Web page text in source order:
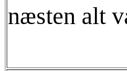
næsten alt